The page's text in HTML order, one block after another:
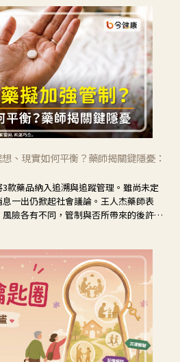
、現實如何平衡？藥師揭關鍵隱憂：
款藥品納入追溯與追蹤管理。雖尚未定
一出仍掀起社會議論。王人杰藥師表
險各有不同，管制與否所帶來的後許影